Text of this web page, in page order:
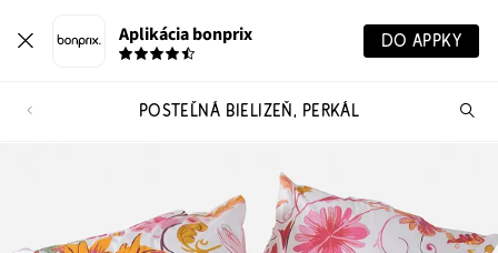
Aplikácia bonprix DO APPKY
POSTEĽNÁ BIELIZEŇ, PERKÁL